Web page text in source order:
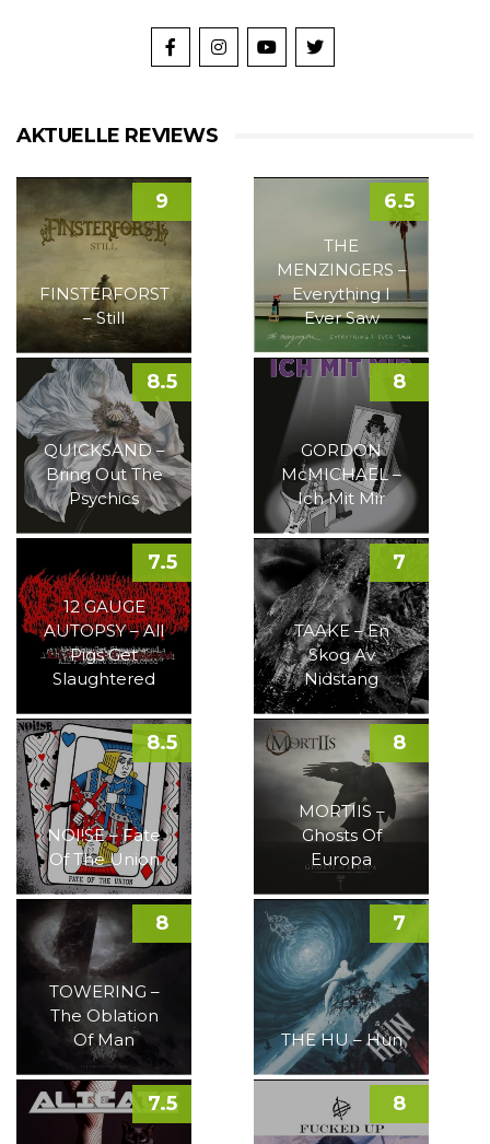
AKTUELLE REVIEWS
FINSTERFORST
– Still
9
THE
MENZINGERS –
Everything I
Ever Saw
6.5
QUICKSAND –
Bring Out The
Psychics
8.5
GORDON
McMICHAEL –
Ich Mit Mir
8
12 GAUGE
AUTOPSY – All
Pigs Get
Slaughtered
7.5
TAAKE – En
Skog Av
Nidstang
7
NOI!SE – Fate
Of The Union
8.5
MORTIIS –
Ghosts Of
Europa
8
TOWERING –
The Oblation
Of Man
8
THE HU – Hun
7
7.5 8